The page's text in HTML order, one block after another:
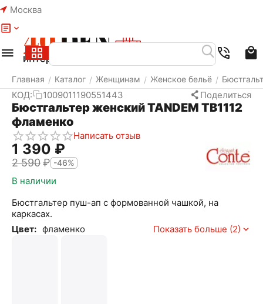
Москва
Главная / Каталог / Женщинам / Женское бельё /
КОД: 1009011190551443 Поделиться
Бюстгальтер женский TANDEM TB1112
фламенко
Написать отзыв
1 390 ₽
2 590₽ -46%
В наличии
Бюстгальтер пуш-ап с формованной чашкой, на
каркасах.
Цвет: фламенко Показать больше (2)
Меню